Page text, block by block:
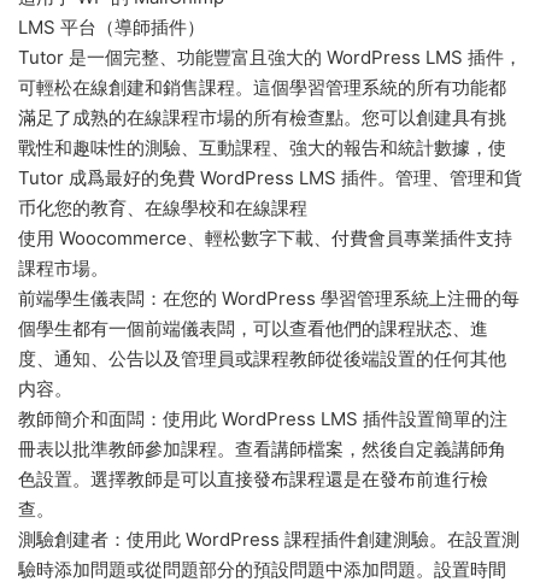
LMS 平台（導師插件）
Tutor 是一個完整、功能豐富且強大的 WordPress LMS 插件，
可輕松在線創建和銷售課程。這個學習管理系統的所有功能都
滿足了成熟的在線課程市場的所有檢查點。您可以創建具有挑
戰性和趣味性的測驗、互動課程、強大的報告和統計數據，使
Tutor 成爲最好的免費 WordPress LMS 插件。管理、管理和貨
币化您的教育、在線學校和在線課程
使用 Woocommerce、輕松數字下載、付費會員專業插件支持
課程市場。
前端學生儀表闆：在您的 WordPress 學習管理系統上注冊的每
個學生都有一個前端儀表闆，可以查看他們的課程狀态、進
度、通知、公告以及管理員或課程教師從後端設置的任何其他
内容。
教師簡介和面闆：使用此 WordPress LMS 插件設置簡單的注
冊表以批準教師參加課程。查看講師檔案，然後自定義講師角
色設置。選擇教師是可以直接發布課程還是在發布前進行檢
查。
測驗創建者：使用此 WordPress 課程插件創建測驗。在設置測
驗時添加問題或從問題部分的預設問題中添加問題。設置時間